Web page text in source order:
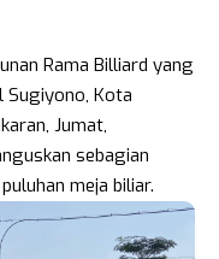
Rama Billiard yang
Sugiyono, Kota
Jumat,
sebagian
meja biliar.